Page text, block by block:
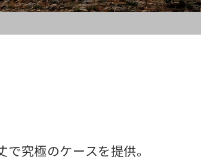
究極のケースを提供。